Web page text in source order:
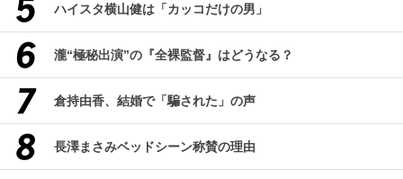
ハイスタ横山健は「カッコだけの男」
瀧“極秘出演”の『全裸監督』はどうなる？
倉持由香、結婚で「騙された」の声
長澤まさみベッドシーン称賛の理由